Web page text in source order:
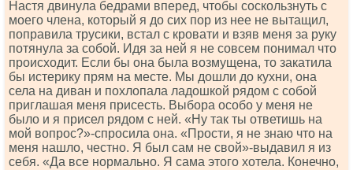
Настя двинула бедрами вперед, чтобы соскользнуть с
моего члена, который я до сих пор из нее не вытащил,
поправила трусики, встал с кровати и взяв меня за руку
потянула за собой. Идя за ней я не совсем понимал что
происходит. Если бы она была возмущена, то закатила
бы истерику прям на месте. Мы дошли до кухни, она
села на диван и похлопала ладошкой рядом с собой
приглашая меня присесть. Выбора особо у меня не
было и я присел рядом с ней. «Ну так ты ответишь на
мой вопрос?»-спросила она. «Прости, я не знаю что на
меня нашло, честно. Я был сам не свой»-выдавил я из
себя. «Да все нормально. Я сама этого хотела. Конечно,